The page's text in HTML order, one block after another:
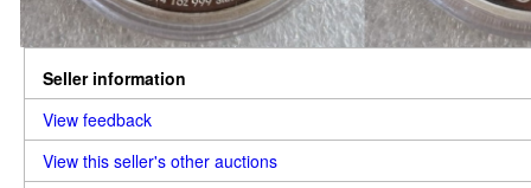
Seller information
View feedback
View this seller's other auctions